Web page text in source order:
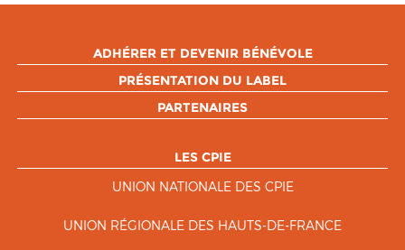
ADHÉRER ET DEVENIR BÉNÉVOLE
PRÉSENTATION DU LABEL
PARTENAIRES
LES CPIE
UNION NATIONALE DES CPIE
UNION RÉGIONALE DES HAUTS-DE-FRANCE